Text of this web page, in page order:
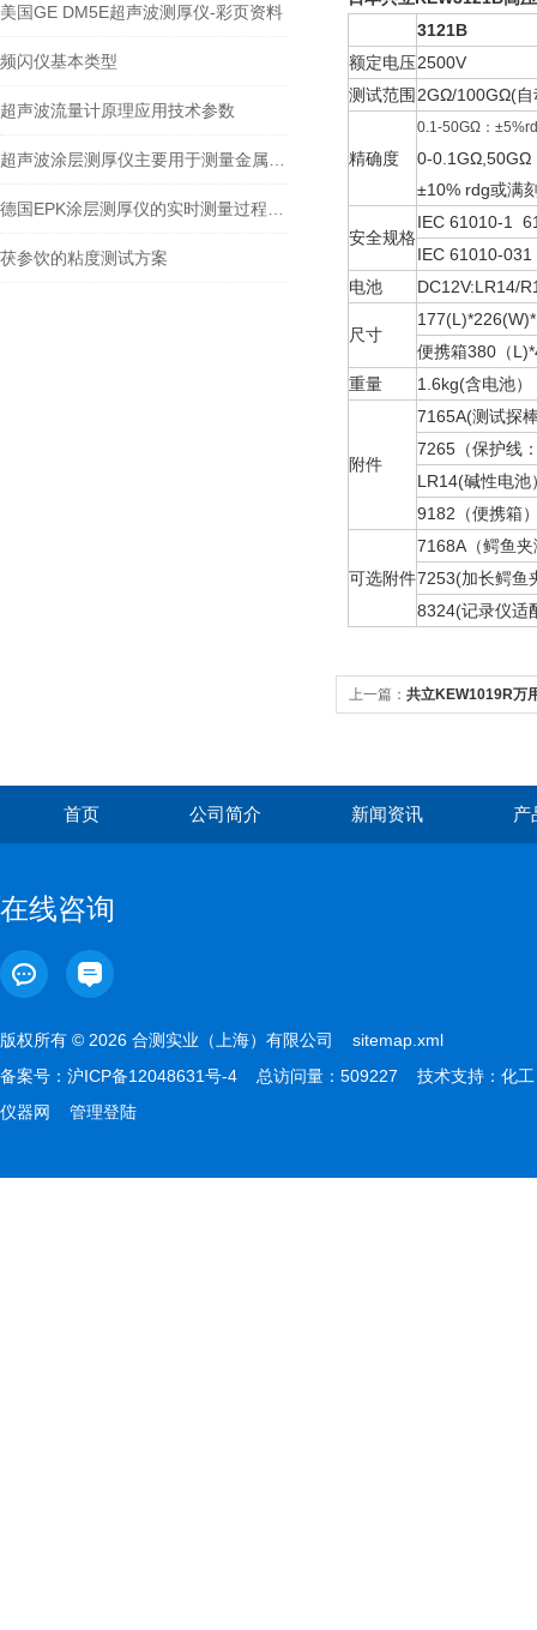
美国GE DM5E超声波测厚仪-彩页资料
频闪仪基本类型
超声波流量计原理应用技术参数
茯参饮的粘度测试方案
3121B
额定电压2500V
测试范围 2GΩ/100GΩ(自
精确度
0.1-50GΩ：
0-0.1GΩ,50GΩ
±10% rdg或满
安全规格
IEC 61010-1
IEC 61010-
电池
DC12V:LR14/
尺寸
便携箱380（
重量
1.6kg(含电池）
附件
7165A(测试探
7265（保护线
LR14(碱性电池
9182（便携箱
可选附件
7168A（鳄鱼
7253(加长鳄鱼
8324(记录仪适
上一篇： 共立KEW1019R万
首页 公司简介 新闻资讯 产
在线咨询
版权所有 © 2026 合测实业（上海）有限公司 sitemap.xml
备案号： 沪ICP备12048631号-4 总访问量：509227 技术支持： 化工
仪器网
管理登陆